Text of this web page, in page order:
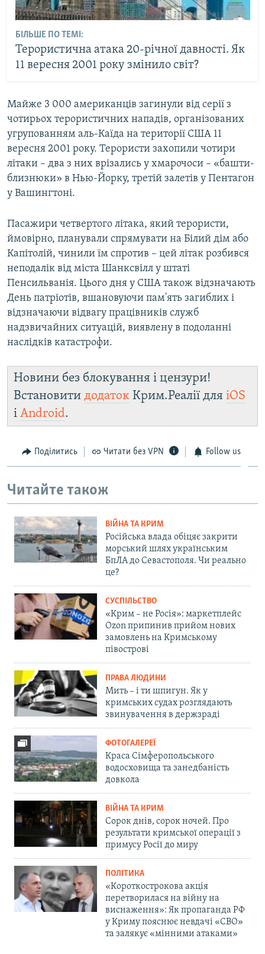
БІЛЬШЕ ПО ТЕМІ:
Терористична атака 20-річної давності. Як
11 вересня 2001 року змінило світ?
Майже 3 000 американців загинули від серії з
чотирьох терористичних нападів, організованих
угрупованням аль-Каїда на території США 11
вересня 2001 року. Терористи захопили чотири
літаки – два з них врізались у хмарочоси – «башти-
близнюки» в Нью-Йорку, третій залетів у Пентагон
у Вашингтоні.
Пасажири четвертого літака, який терористи,
ймовірно, планували спрямувати на Білий дім або
Капітолій, чинили їм спротив – цей літак розбився
неподалік від міста Шанксвілл у штаті
Пенсильванія. Цього дня у США також відзначають
День патріотів, вшановуючи пам'ять загиблих і
відзначаючи відвагу працівників служб
надзвичайних ситуацій, виявлену в подоланні
наслідків катастрофи.
Новини без блокування і цензури!
Встановити додаток Крим.Реалії для iOS
і Android.
Поділитись Читати без VPN Follow us
Читайте також
ВІЙНА ТА КРИМ
Російська влада обіцяє закрити
морський шлях українським
БпЛА до Севастополя. Чи реально
це?
СУСПІЛЬСТВО
«Крим – не Росія»: маркетплейс
Ozon припинив прийом нових
замовлень на Кримському
півострові
ПРАВА ЛЮДИНИ
Мить – і ти шпигун. Як у
кримських судах розглядають
звинувачення в держзраді
ФОТОГАЛЕРЕЇ
Краса Сімферопольського
водосховища та занедбаність
довкола
ВІЙНА ТА КРИМ
Сорок днів, сорок ночей. Про
результати кримської операції з
примусу Росії до миру
ПОЛІТИКА
«Короткострокова акція
перетворилася на війну на
виснаження»: Як пропаганда РФ
у Криму пояснює невдачі «СВО»
та залякує «мінними атаками»